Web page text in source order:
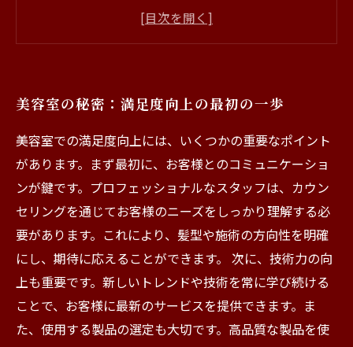
技術だけじゃない！美容室での心遣いの重要性
未来の美容室：顧客のニーズに応える新たな提
案
美容室の秘密：満足度向上の最初の一歩
美容室での満足度向上には、いくつかの重要なポイント
があります。まず最初に、お客様とのコミュニケーショ
ンが鍵です。プロフェッショナルなスタッフは、カウン
セリングを通じてお客様のニーズをしっかり理解する必
要があります。これにより、髪型や施術の方向性を明確
にし、期待に応えることができます。 次に、技術力の向
上も重要です。新しいトレンドや技術を常に学び続ける
ことで、お客様に最新のサービスを提供できます。ま
た、使用する製品の選定も大切です。高品質な製品を使